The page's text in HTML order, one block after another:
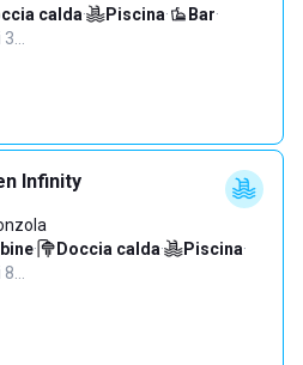
calda· Piscina· Bar·
Infinity
· Doccia calda· Piscina·